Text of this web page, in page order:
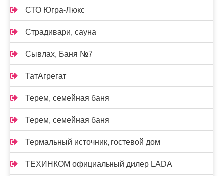
СТО Югра-Люкс
Страдивари, сауна
Сывлах, Баня №7
ТатАгрегат
Терем, семейная баня
Терем, семейная баня
Термальный источник, гостевой дом
ТЕХИНКОМ официальный дилер LADA